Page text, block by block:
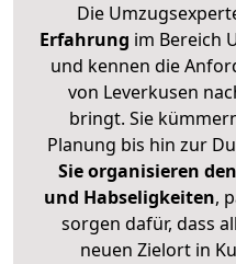
Die
Erfahrung im Bereich
und kennen die
von Leverkusen
bringt. Sie
Planung bis hin zur
Sie organisieren
und Habseligkeiten,
sorgen dafür, dass
neuen Zielort in